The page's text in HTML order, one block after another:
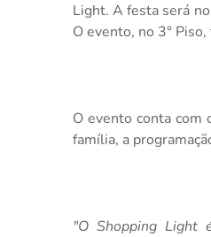
Light. A festa será
O evento, no 3°
O evento conta com
família, a
"O Shopping Light